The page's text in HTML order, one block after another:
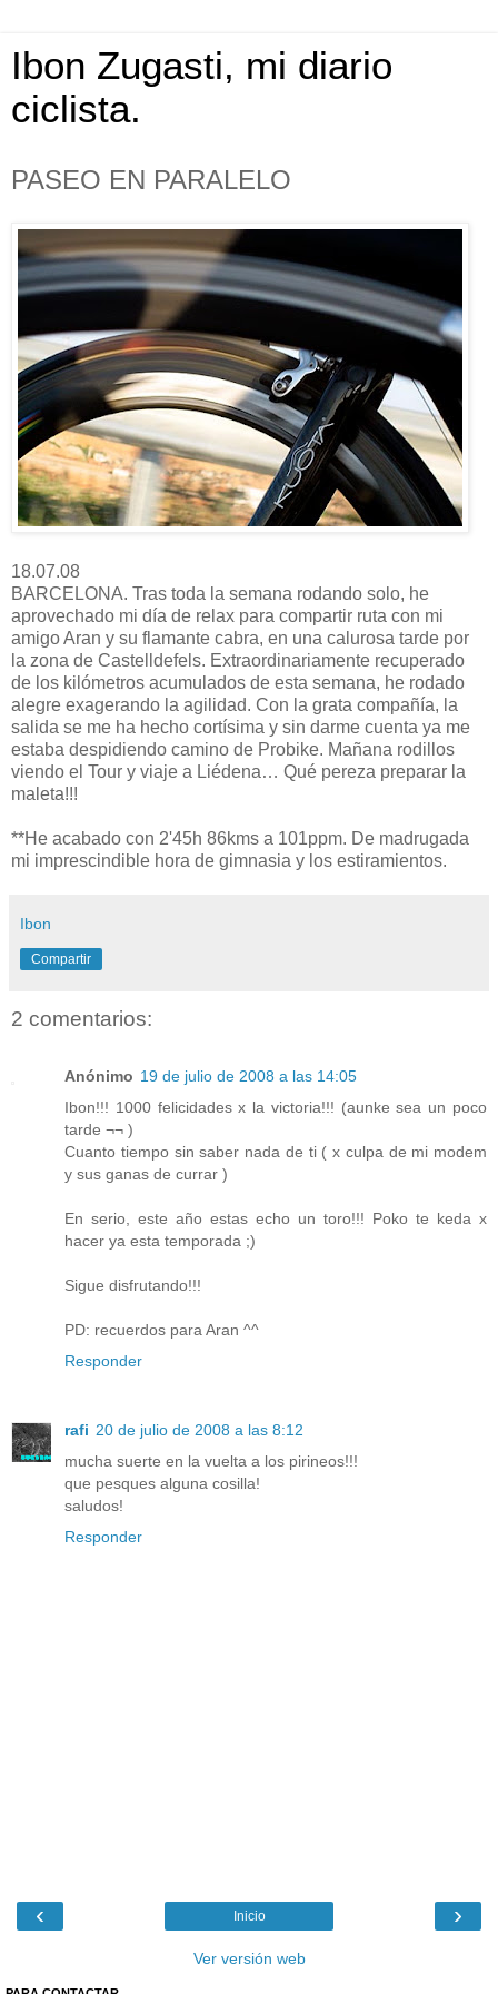
Ibon Zugasti, mi diario
ciclista.
PASEO EN PARALELO
18.07.08
BARCELONA. Tras toda la semana rodando solo, he
aprovechado mi día de relax para compartir ruta con mi
amigo Aran y su flamante cabra, en una calurosa tarde por
la zona de Castelldefels. Extraordinariamente recuperado
de los kilómetros acumulados de esta semana, he rodado
alegre exagerando la agilidad. Con la grata compañía, la
salida se me ha hecho cortísima y sin darme cuenta ya me
estaba despidiendo camino de Probike. Mañana rodillos
viendo el Tour y viaje a Liédena… Qué pereza preparar la
maleta!!!
**He acabado con 2'45h 86kms a 101ppm. De madrugada
mi imprescindible hora de gimnasia y los estiramientos.
Ibon
Compartir
2 comentarios:
Anónimo 19 de julio de 2008 a las 14:05
Ibon!!! 1000 felicidades x la victoria!!! (aunke sea un poco
tarde ¬¬ )
Cuanto tiempo sin saber nada de ti ( x culpa de mi modem
y sus ganas de currar )
En serio, este año estas echo un toro!!! Poko te keda x
hacer ya esta temporada ;)
Sigue disfrutando!!!
PD: recuerdos para Aran ^^
Responder
rafi 20 de julio de 2008 a las 8:12
mucha suerte en la vuelta a los pirineos!!!
que pesques alguna cosilla!
saludos!
Responder
‹ ›
Inicio
Ver versión web